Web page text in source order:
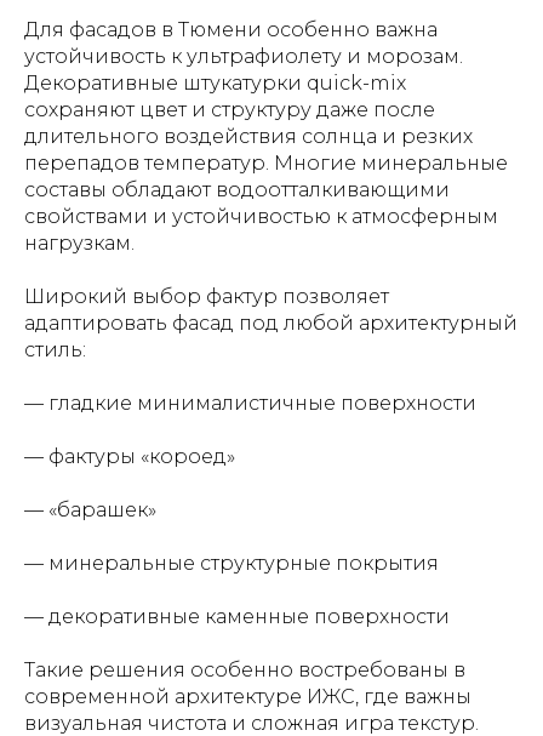
Для фасадов в Тюмени особенно важна
устойчивость к ультрафиолету и морозам.
Декоративные штукатурки quick-mix
сохраняют цвет и структуру даже после
длительного воздействия солнца и резких
перепадов температур. Многие минеральные
составы обладают водоотталкивающими
свойствами и устойчивостью к атмосферным
нагрузкам.
Широкий выбор фактур позволяет
адаптировать фасад под любой архитектурный
стиль:
— гладкие минималистичные поверхности
— фактуры «короед»
— «барашек»
— минеральные структурные покрытия
— декоративные каменные поверхности
Такие решения особенно востребованы в
современной архитектуре ИЖС, где важны
визуальная чистота и сложная игра текстур.